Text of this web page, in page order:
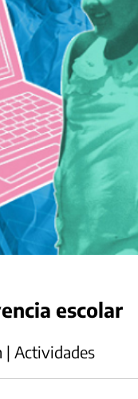
escolar
| Actividades